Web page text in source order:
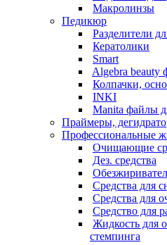
Макролинзы
Педикюр
Разделители
Кератолики
Smart
Algebra beauty
Колпачки,
INKI
Manita файлы
Праймеры,
Профессиональные
Очищающие
Дез. средства
Средства для
Средства для
Средство для
Жидкость для
стемпинга